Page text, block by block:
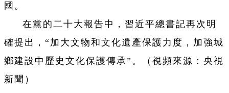
國。
在黨的二十大報告中，習近平總書記再次明
確提出，“加大文物和文化遺產保護力度，加強城
鄉建設中歷史文化保護傳承”。（視頻來源：央視
新聞）